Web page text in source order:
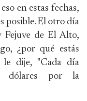
en estas fechas,
posible. El otro día
Fejuve de El Alto,
¿por qué estás
le dije, "Cada día
dólares por la